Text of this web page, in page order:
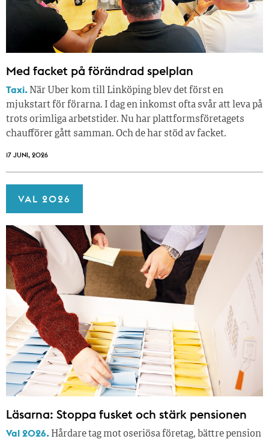
Med facket på förändrad spelplan
Taxi. När Uber kom till Linköping blev det först en
mjukstart för förarna. I dag en inkomst ofta svår att leva på
trots orimliga arbetstider. Nu har plattformsföretagets
chaufförer gått samman. Och de har stöd av facket.
17 JUNI, 2026
VAL 2026
Läsarna: Stoppa fusket och stärk pensionen
Val 2026. Hårdare tag mot oseriösa företag, bättre pension